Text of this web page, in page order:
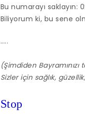
Bu numarayı saklayın:
Biliyorum ki, bu sene
…..
(Şimdiden
Sizler için sağlık,
Stop